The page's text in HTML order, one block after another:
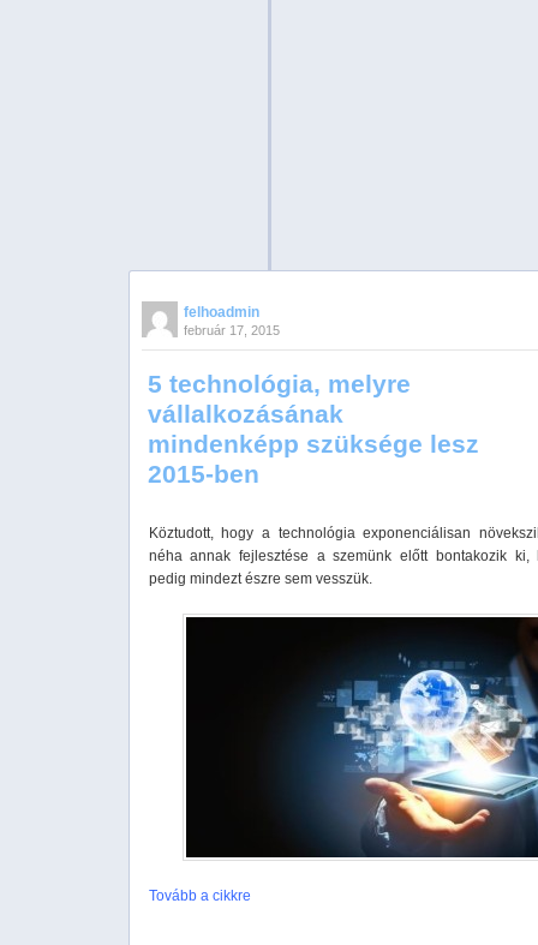
felhoadmin
február 17, 2015
5 technológia, melyre
vállalkozásának
mindenképp szüksége lesz
2015-ben
Köztudott, hogy a technológia exponenciálisan
néha annak fejlesztése a szemünk előtt bontakozik ki,
pedig mindezt észre sem vesszük.
Tovább a cikkre